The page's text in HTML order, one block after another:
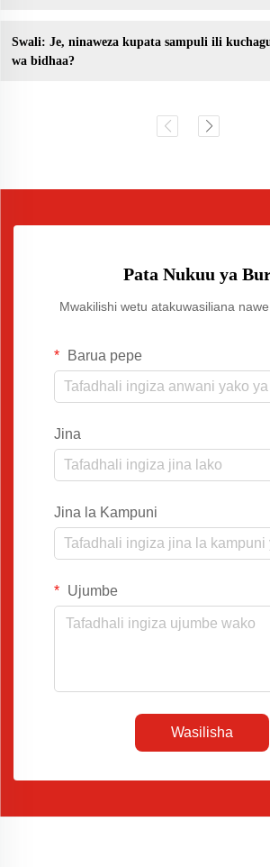
Swali: Je, ninaweza kupata sampuli ili
wa bidhaa?
Pata Nukuu ya
Mwakilishi wetu atakuwasiliana
Barua pepe
Jina
Jina la Kampuni
Ujumbe
Wasilisha